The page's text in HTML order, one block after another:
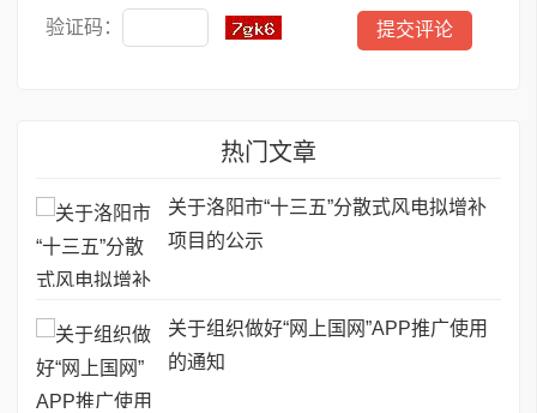
验证码：
热门文章
关于洛阳市“十三五”分散式风电拟增补
项目的公示
关于组织做好“网上国网”APP推广使用
的通知